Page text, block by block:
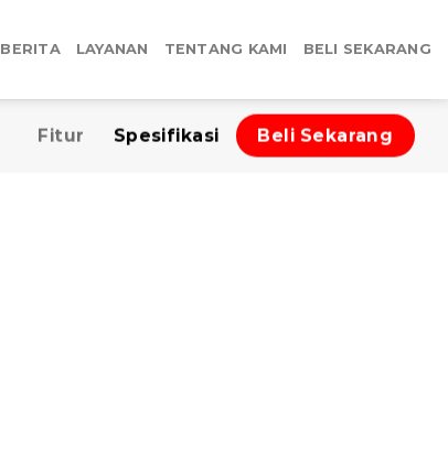
BERITA LAYANAN TENTANG KAMI BELI SEKARANG
Fitur Spesifikasi Beli Sekarang